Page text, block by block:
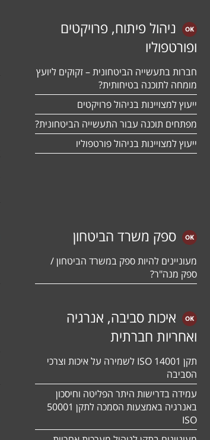
ניהול פיתוח, פרויקטים
ופורטפוליו
חברות בתעשייה הביטחונית – זקוקים ליועץ
מומחה לתוכנה בטיחותית?
ייעוץ למצויינות בניהול פרויקטים
מפתחים תוכנה עבור התעשייה הביטחונית?
ייעוץ למצויינות בניהול פורטפוליו
ספק משרד הביטחון
מעוניינים להיות ספק במשרד הביטחון /
ספק מנה"ר?
איכות סביבה, אנרגיה
ואחריות חברתית
תקן ISO 14001 לשמירה על איכות וצרכי
הסביבה
עמידה בדרישות היתר הפליטה וחיסכון
באנרגיה באמצעות הסמכה לתקן 50001
ISO